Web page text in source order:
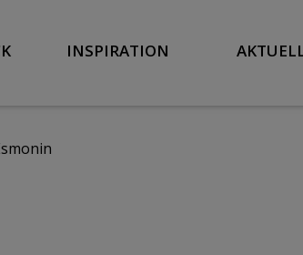
INSPIRATION